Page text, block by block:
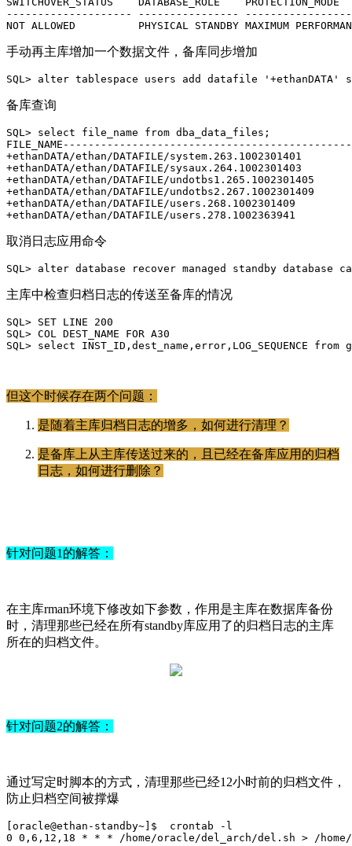
-------------------- ----------------
NOT ALLOWED          PHYSICAL STANDBY MAXIMUM
手动再主库增加一个数据文件，备库同步增加
SQL> alter tablespace users add datafile '+ethanDATA'
备库查询
SQL> select file_name from dba_data_files;
+ethanDATA/ethan/DATAFILE/system .263.1002301401
+ethanDATA/ethan/DATAFILE/sysaux .264.1002301403
+ethanDATA/ethan/DATAFILE/undotbs1 .265.1002301405
+ethanDATA/ethan/DATAFILE/undotbs2 .267.1002301409
+ethanDATA/ethan/DATAFILE/users .268.1002301409
+ethanDATA/ethan/DATAFILE/users .278.1002363941
取消日志应用命令
SQL> alter database recover managed standby database
主库中检查归档日志的传送至备库的情况
SQL> SET LINE 200
SQL> COL DEST_NAME FOR A30
SQL> select INST_ID,dest_name,error,LOG_SEQUENCE from
但这个时候存在两个问题：
是随着主库归档日志的增多，如何进行清理？
是备库上从主库传送过来的，且已经在备库应用的归档
日志，如何进行删除？
针对问题1的解答：
在主库rman环境下修改如下参数，作用是主库在数据库备份
时，清理那些已经在所有standby库应用了的归档日志的主库
所在的归档文件。
针对问题2的解答：
通过写定时脚本的方式，清理那些已经12小时前的归档文件，
防止归档空间被撑爆
[oracle@ethan-standby~]$  crontab -l
0 0 , 6 , 12 , 18 * * * /home/oracle/del_arch/del .sh > /